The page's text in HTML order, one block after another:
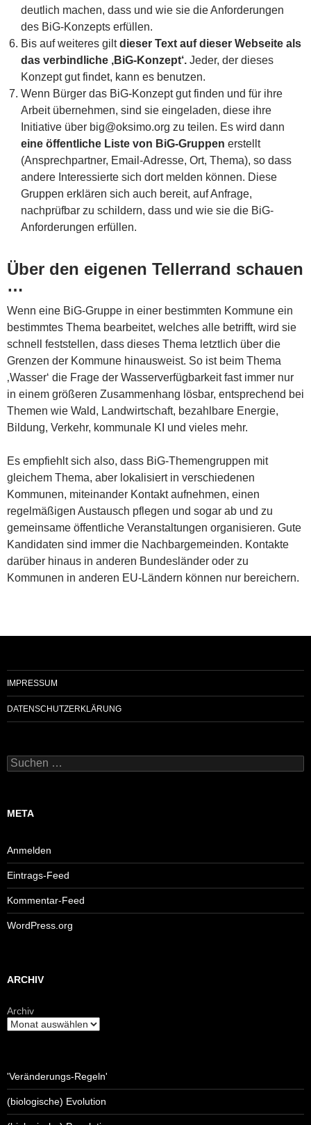
deutlich machen, dass und wie sie die Anforderungen
des BiG-Konzepts erfüllen.
Bis auf weiteres giltdieser Text auf dieser Webseite als
das verbindliche ‚BiG-Konzept‘. Jeder, der dieses
Konzept gut findet, kann es benutzen.
Wenn Bürger das BiG-Konzept gut finden und für ihre
Arbeit übernehmen, sind sie eingeladen, diese ihre
Initiative über big@oksimo.org zu teilen. Es wird dann
eine öffentliche Liste von BiG-Gruppen erstellt
(Ansprechpartner, Email-Adresse, Ort, Thema), so dass
andere Interessierte sich dort melden können. Diese
Gruppen erklären sich auch bereit, auf Anfrage,
nachprüfbar zu schildern, dass und wie sie die BiG-
Anforderungen erfüllen.
Über den eigenen Tellerrand schauen
…
Wenn eine BiG-Gruppe in einer bestimmten Kommune ein
bestimmtes Thema bearbeitet, welches alle betrifft, wird sie
schnell feststellen, dass dieses Thema letztlich über die
Grenzen der Kommune hinausweist. So ist beim Thema
‚Wasser‘ die Frage der Wasserverfügbarkeit fast immer nur
in einem größeren Zusammenhang lösbar, entsprechend bei
Themen wie Wald, Landwirtschaft, bezahlbare Energie,
Bildung, Verkehr, kommunale KI und vieles mehr.
Es empfiehlt sich also, dass BiG-Themengruppen mit
gleichem Thema, aber lokalisiert in verschiedenen
Kommunen, miteinander Kontakt aufnehmen, einen
regelmäßigen Austausch pflegen und sogar ab und zu
gemeinsame öffentliche Veranstaltungen organisieren. Gute
Kandidaten sind immer die Nachbargemeinden. Kontakte
darüber hinaus in anderen Bundesländer oder zu
Kommunen in anderen EU-Ländern können nur bereichern.
IMPRESSUM
DATENSCHUTZERKLÄRUNG
Suchen
nach:
META
Anmelden
Eintrags-Feed
Kommentar-Feed
WordPress.org
ARCHIV
Archiv
'Veränderungs-Regeln'
(biologische) Evolution